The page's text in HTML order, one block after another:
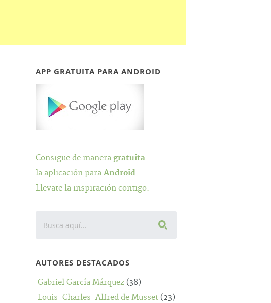
APP GRATUITA PARA ANDROID
Consigue de maneragratuita
la aplicación paraAndroid.
Llevate la inspiración contigo.
AUTORES DESTACADOS
Gabriel García Márquez (38)
Louis-Charles-Alfred de Musset (23)